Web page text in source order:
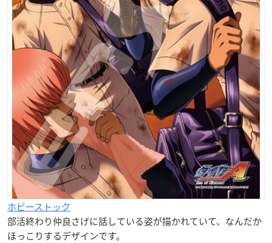
ホビーストック
部活終わり仲良さげに話している姿が描かれていて、なんだか
ほっこりするデザインです。